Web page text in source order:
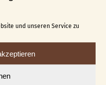
und unseren Service zu